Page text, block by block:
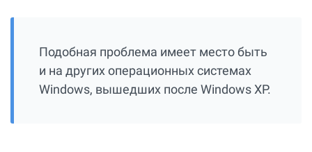
Подобная проблема имеет место быть
и на других операционных системах
Windows, вышедших после Windows XP.